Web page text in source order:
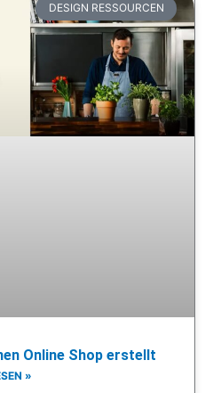
DESIGN RESSOURCEN
Online Shop erstellt
»